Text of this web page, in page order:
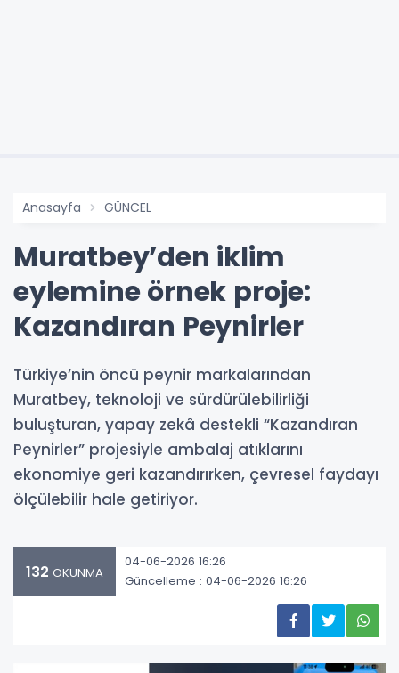
Anasayfa GÜNCEL
Muratbey’den iklim
eylemine örnek proje:
Kazandıran Peynirler
Türkiye’nin öncü peynir markalarından
Muratbey, teknoloji ve sürdürülebilirliği
buluşturan, yapay zekâ destekli “Kazandıran
Peynirler” projesiyle ambalaj atıklarını
ekonomiye geri kazandırırken, çevresel faydayı
ölçülebilir hale getiriyor.
132 OKUNMA
04-06-2026 16:26
Güncelleme : 04-06-2026 16:26